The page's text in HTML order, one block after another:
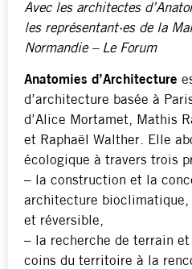
Avec les architectes
les représentant·es de la
Normandie – Le Forum
Anatomies d’Architecture
d’architecture basée à
d’Alice Mortamet, Mathis
et Raphaël Walther. Elle
écologique à travers trois
– la construction et la
architecture
et réversible,
– la recherche de terrain
coins du territoire à la